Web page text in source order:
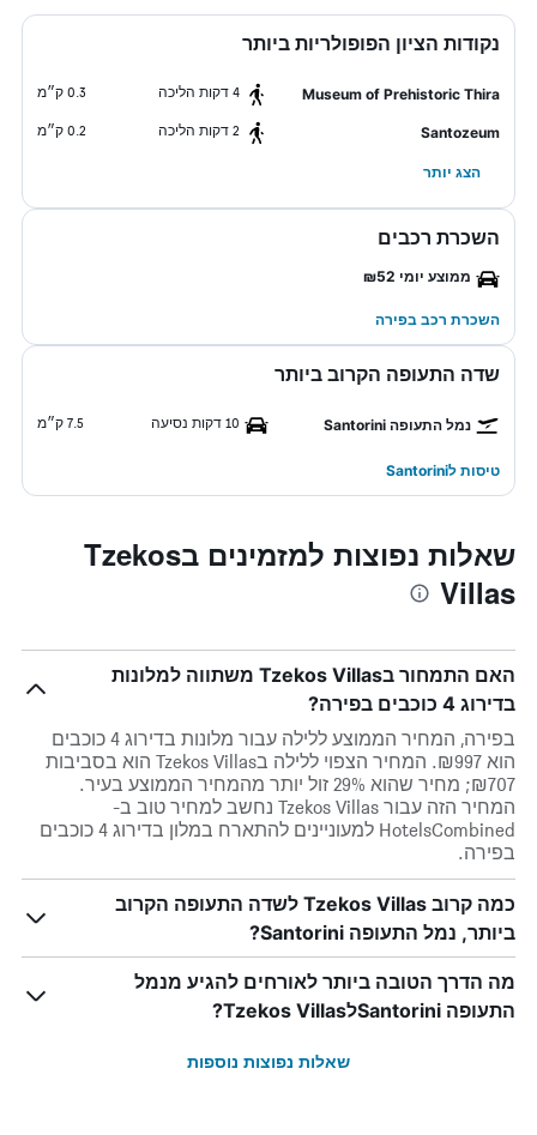
נקודות הציון הפופולריות ביותר
Museum of Prehistoric Thira 4 דקות הליכה 0.3 ק״מ
Santozeum 2 דקות הליכה 0.2 ק״מ
הצג יותר
השכרת רכבים
ממוצע יומי ₪52
השכרת רכב בפירה
שדה התעופה הקרוב ביותר
נמל התעופה Santorini 10 דקות נסיעה 7.5 ק״מ
טיסות לSantorini
שאלות נפוצות למזמינים בTzekos
Villas
האם התמחור בTzekos Villas משתווה למלונות
בדירוג 4 כוכבים בפירה?
בפירה, המחיר הממוצע ללילה עבור מלונות בדירוג 4 כוכבים
הוא ₪997. המחיר הצפוי ללילה בTzekos Villas הוא בסביבות
₪707; מחיר שהוא 29% זול יותר מהמחיר הממוצע בעיר.
המחיר הזה עבור Tzekos Villas נחשב למחיר טוב ב-
HotelsCombined למעוניינים להתארח במלון בדירוג 4 כוכבים
בפירה.
כמה קרוב Tzekos Villas לשדה התעופה הקרוב
ביותר, נמל התעופה Santorini?
מה הדרך הטובה ביותר לאורחים להגיע מנמל
התעופה SantoriniלTzekos Villas?
שאלות נפוצות נוספות